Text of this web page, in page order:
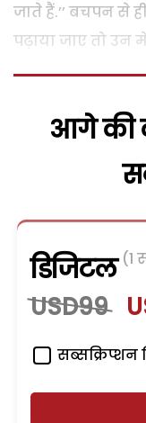
जाते हैं.’’ बचपन से
पढ़ाया जाए तो उन में
आगे की
डिजिटल (1
USD99
सब्सक्रिप्शन